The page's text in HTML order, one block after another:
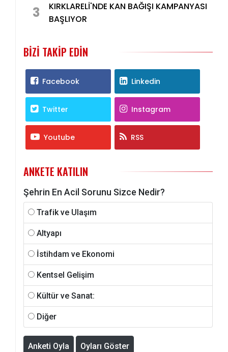
3
KIRKLARELİ'NDE KAN BAĞIŞI KAMPANYASI
BAŞLIYOR
BIZI TAKIP EDIN
Facebook Linkedin
Twitter Instagram
Youtube RSS
ANKETE KATILIN
Şehrin En Acil Sorunu Sizce Nedir?
Trafik ve Ulaşım
Altyapı
İstihdam ve Ekonomi
Kentsel Gelişim
Kültür ve Sanat:
Diğer
Anketi Oyla Oyları Göster